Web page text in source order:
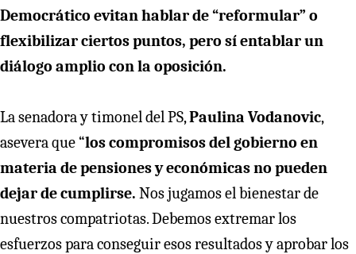
Democrático evitan hablar de “reformular” o
flexibilizar ciertos puntos, pero sí entablar un
diálogo amplio con la oposición.
La senadora y timonel del PS,Paulina Vodanovic,
asevera que “los compromisos del gobierno en
materia de pensiones y económicas no pueden
dejar de cumplirse. Nos jugamos el bienestar de
nuestros compatriotas. Debemos extremar los
esfuerzos para conseguir esos resultados y aprobar los